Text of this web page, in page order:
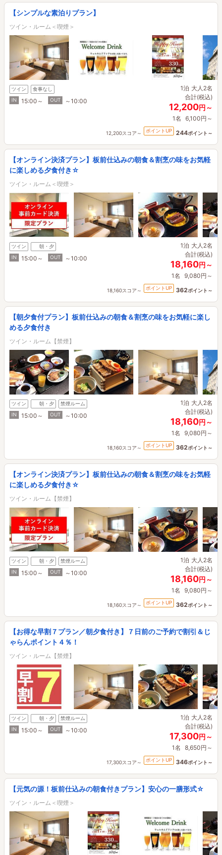
【シンプルな素泊りプラン】
ツイン・ルーム＜喫煙＞
ツイン
食事なし
IN
15:00～ OUT ～10:00
1泊 大人2名
合計(税込)
12,200円～
1名 6,100円～
12,200スコア～ ポイントUP 244ポイント～
【オンライン決済プラン】板前仕込みの朝食＆割烹の味をお気軽
に楽しめる夕食付き☆
ツイン・ルーム＜喫煙＞
ツイン
朝・夕
IN
15:00～ OUT ～10:00
1泊 大人2名
合計(税込)
18,160円～
1名 9,080円～
18,160スコア～ ポイントUP 362ポイント～
【朝夕食付プラン】板前仕込みの朝食＆割烹の味をお気軽に楽し
める夕食付き
ツイン・ルーム【禁煙】
ツイン 朝・夕
禁煙ルーム
IN
15:00～ OUT ～10:00
1泊 大人2名
合計(税込)
18,160円～
1名 9,080円～
18,160スコア～ ポイントUP 362ポイント～
【オンライン決済プラン】板前仕込みの朝食＆割烹の味をお気軽
に楽しめる夕食付き☆
ツイン・ルーム【禁煙】
ツイン 朝・夕
禁煙ルーム
IN
15:00～ OUT ～10:00
1泊 大人2名
合計(税込)
18,160円～
1名 9,080円～
18,160スコア～ ポイントUP 362ポイント～
【お得な早割７プラン／朝夕食付き】７日前のご予約で割引＆じ
ゃらんポイント４％！
ツイン・ルーム【禁煙】
ツイン 朝・夕
禁煙ルーム
IN
15:00～ OUT ～10:00
1泊 大人2名
合計(税込)
17,300円～
1名 8,650円～
17,300スコア～ ポイントUP 346ポイント～
【元気の源！板前仕込みの朝食付きプラン】安心の一膳形式☆
ツイン・ルーム＜喫煙＞